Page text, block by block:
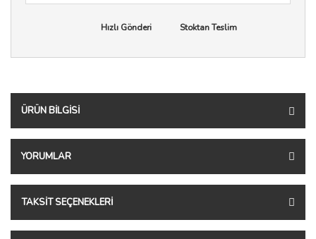
Hızlı Gönderi Stoktan Teslim
ÜRÜN BILGISI
YORUMLAR
TAKSIT SEÇENEKLERI